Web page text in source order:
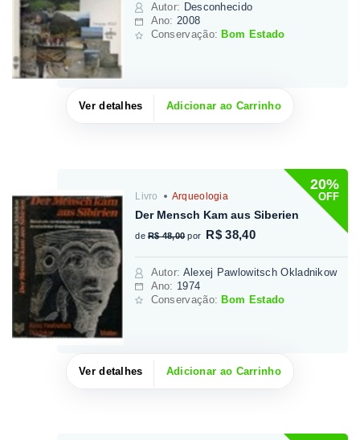
Autor: Desconhecido
Ano: 2008
Conservação: Bom Estado
Ver detalhes Adicionar ao Carrinho
20%
OFF
Livro Arqueologia
Der Mensch Kam aus Siberien
de R$ 48,00 por R$ 38,40
Autor: Alexej Pawlowitsch Okladnikow
Ano: 1974
Conservação: Bom Estado
Ver detalhes Adicionar ao Carrinho